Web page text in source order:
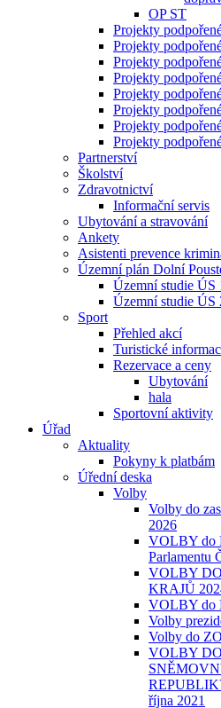
OP ST
Projekty
Projekty
Projekty
Projekty
Projekty
Projekty
Projekty
Projekty
Partnerství
Školství
Zdravotnictví
Informační servis
Ubytování a stravování
Ankety
Asistenti prevence
Územní plán Dolní
Územní studie ÚS
Územní studie
Sport
Přehled akcí
Turistické
Rezervace a ceny
Ubytování
hala
Sportovní aktivity
Úřad
Aktuality
Pokyny k platbám
Úřední deska
Volby
Volby do
2026
VOLBY do
Parlamentu
VOLBY
KRAJŮ
VOLBY do
Volby
Volby do
VOLBY
října 2021